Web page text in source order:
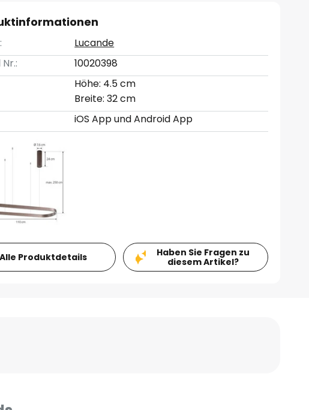
Lucande
10020398
Höhe: 4.5 cm
Breite: 32 cm
iOS App und Android App
Alle Produktdetails
Haben Sie Fragen zu
diesem Artikel?